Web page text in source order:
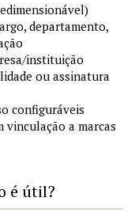
departamento,
instituição
ou assinatura
configuráveis
vinculação a marcas
é útil?